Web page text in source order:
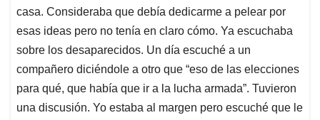
casa. Consideraba que debía dedicarme a pelear por
esas ideas pero no tenía en claro cómo. Ya escuchaba
sobre los desaparecidos. Un día escuché a un
compañero diciéndole a otro que “eso de las elecciones
para qué, que había que ir a la lucha armada”. Tuvieron
una discusión. Yo estaba al margen pero escuché que le